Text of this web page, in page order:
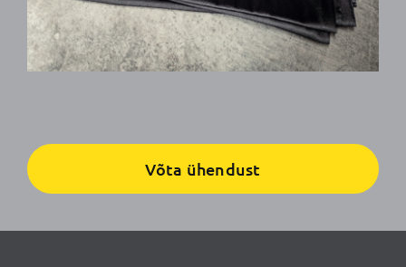
Võta ühendust